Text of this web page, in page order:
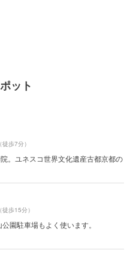
ット
（徒歩7分）
。ユネスコ世界文化遺産古都京都の
（徒歩15分）
園駐車場もよく使います。